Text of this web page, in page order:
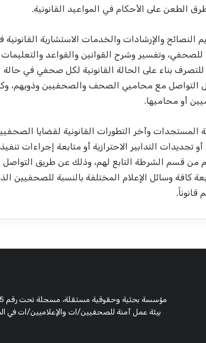
الطعن على الأحكام في المواعيد القانونية.
النصائح والإرشادات والخدمات الاستشارية
وتفسير وشرح القوانين والقواعد والتعليمات
بناء على الحالة القانونية لكل صحفي في حالة
التواصل مع محاميي الصحف والصحفيين وذويهم،
أو محاميها.
المستجدات وآخر التطورات القانونية لقضايا
التدابير الاحترازية أو متابعة إجراءات
قسم الشرطة التابع لهم، وذلك عن طريق التواصل
كافة وسائل الإعلام المختلفة بالنسبة للصحفيين
بيئة عمل آمنة للصحفيين/ات والإعلاميين/ات في